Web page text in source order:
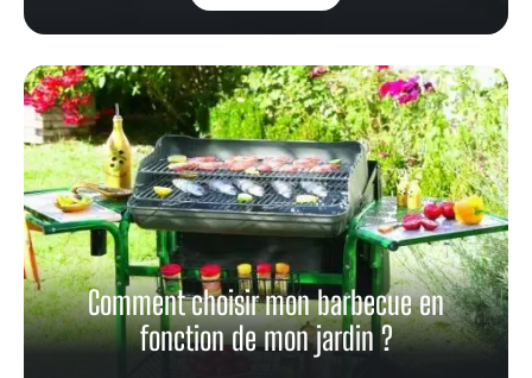
Comment choisir mon barbecue en
fonction de mon jardin ?